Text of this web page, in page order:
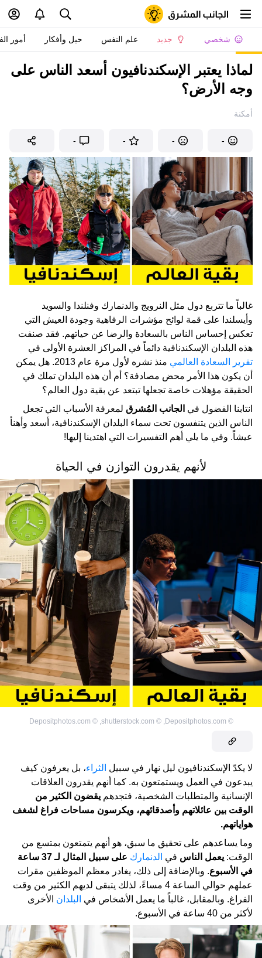
شخصي جديد علم النفس حيل وأفكار أمور
لماذا يعتبر الإسكندنافيون أسعد الناس على
وجه الأرض؟
أمكنة
-
-
-
-
غالباً ما تتربع دول مثل النرويج والدنمارك وفنلندا والسويد
وأيسلندا على قمة لوائح مؤشرات الرفاهية وجودة العيش التي
تعكس إحساس الناس بالسعادة والرضا عن حياتهم. فقد صنفت
هذه البلدان الإسكندنافية دائماً في المراكز العشرة الأولى في
تقرير السعادة العالمي
منذ نشره لأول مرة عام 2013. هل يمكن
أن يكون هذا الأمر محض مصادفة؟ أم أن هذه البلدان تملك في
الحقيقة مؤهلات خاصة تجعلها تبتعد عن بقية دول العالم؟
انتابنا الفضول في الجانب المُشرق لمعرفة الأسباب التي تجعل
الناس الذين يتنفسون تحت سماء البلدان الإسكندنافية، أسعد وأهنأ
عيشاً. وفي ما يلي أهم التفسيرات التي اهتدينا إليها!
لأنهم يقدرون التوازن في الحياة
©
Depositphotos.com
,
©
shutterstock.com
,
©
Depositphotos.com
لا يكدّ الإسكندنافيون ليل نهار في سبيل الثراء، بل يعرفون كيف
يبدعون في العمل ويستمتعون به. كما أنهم يقدرون العلاقات
الإنسانية والمتطلبات الشخصية، فتجدهم يقضون الكثير من
الوقت بين عائلاتهم وأصدقائهم، ويكرسون مساحات فراغ لشغف
هواياتهم.
وما يساعدهم على تحقيق ما سبق، هو أنهم يتمتعون بمتسع من
الوقت: يعمل الناس في الدنمارك
على سبيل المثال لـ 37 ساعة
في الأسبوع. وبالإضافة إلى ذلك، يغادر معظم الموظفين مقرات
عملهم حوالي الساعة 4 مساءً، لذلك يتبقى لديهم الكثير من وقت
الفراغ. وبالمقابل، غالباً ما يعمل الأشخاص في البلدان الأخرى
لأكثر من 40 ساعة في الأسبوع.